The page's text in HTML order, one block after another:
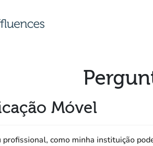
Móvel
profissional, como minha instituição